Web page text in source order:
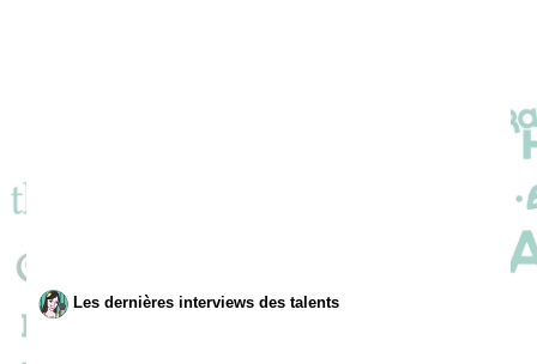
Les dernières interviews des talents